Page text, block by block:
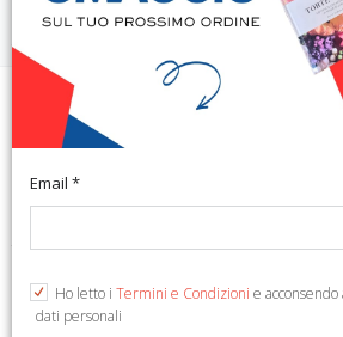
ArtVerona. Fiera
e contemporanea
Testo Italiano e Inglese. VERONA, 2009;
col., cm 17x21.
Email *
Ho letto i Termini e Condizioni e
dati personali